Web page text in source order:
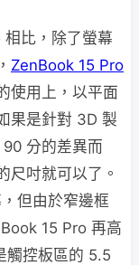
比，除了螢幕
ZenBook 15 Pro
使用上，以平面
果是針對 3D 製
分的差異而
尺吋就可以了。
但由於窄邊框
15 Pro 再高
觸控板區的 5.5